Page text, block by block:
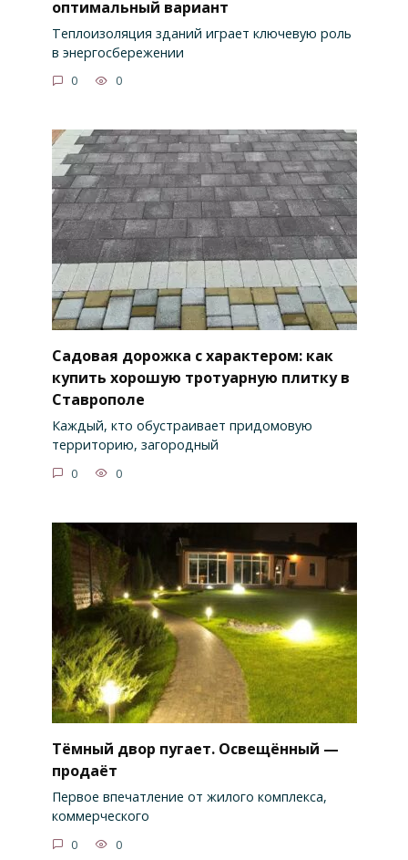
оптимальный вариант
Теплоизоляция зданий играет ключевую роль
в энергосбережении
0 0
Садовая дорожка с характером: как
купить хорошую тротуарную плитку в
Ставрополе
Каждый, кто обустраивает придомовую
территорию, загородный
0 0
Тёмный двор пугает. Освещённый —
продаёт
Первое впечатление от жилого комплекса,
коммерческого
0 0